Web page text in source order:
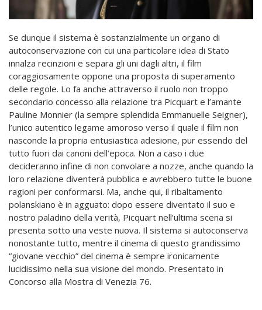
Se dunque il sistema è sostanzialmente un organo di
autoconservazione con cui una particolare idea di Stato
innalza recinzioni e separa gli uni dagli altri, il film
coraggiosamente oppone una proposta di superamento
delle regole. Lo fa anche attraverso il ruolo non troppo
secondario concesso alla relazione tra Picquart e l’amante
Pauline Monnier (la sempre splendida Emmanuelle Seigner),
l’unico autentico legame amoroso verso il quale il film non
nasconde la propria entusiastica adesione, pur essendo del
tutto fuori dai canoni dell’epoca. Non a caso i due
decideranno infine di non convolare a nozze, anche quando la
loro relazione diventerà pubblica e avrebbero tutte le buone
ragioni per conformarsi. Ma, anche qui, il ribaltamento
polanskiano è in agguato: dopo essere diventato il suo e
nostro paladino della verità, Picquart nell’ultima scena si
presenta sotto una veste nuova. Il sistema si autoconserva
nonostante tutto, mentre il cinema di questo grandissimo
“giovane vecchio” del cinema è sempre ironicamente
lucidissimo nella sua visione del mondo. Presentato in
Concorso alla Mostra di Venezia 76.